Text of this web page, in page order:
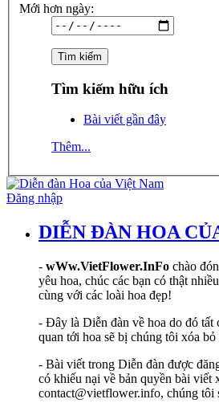
Mới hơn ngày:
Tìm kiếm hữu ích
Bài viết gần đây
Thêm...
Đăng nhập
DIỄN ĐÀN HOA
- wWw.VietFlower.InFo chào
yêu hoa, chúc các bạn có thật
cùng với các loài hoa đẹp!
- Đây là Diễn đàn về hoa do đó tất
quan tới hoa sẽ bị chúng tôi xóa
- Bài viết trong Diễn đàn được
có khiếu nại về bản quyền bài
contact@vietflower.info, chúng tôi